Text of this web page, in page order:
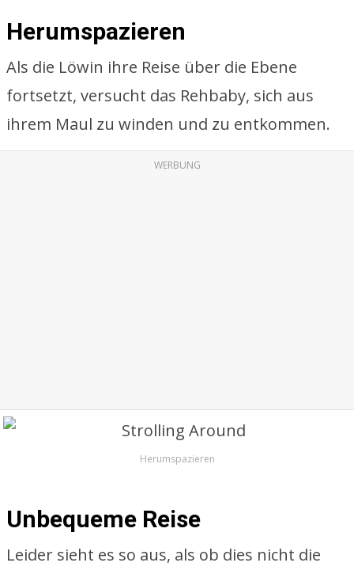
Herumspazieren
Als die Löwin ihre Reise über die Ebene
fortsetzt, versucht das Rehbaby, sich aus
ihrem Maul zu winden und zu entkommen.
WERBUNG
Herumspazieren
Unbequeme Reise
Leider sieht es so aus, als ob dies nicht die